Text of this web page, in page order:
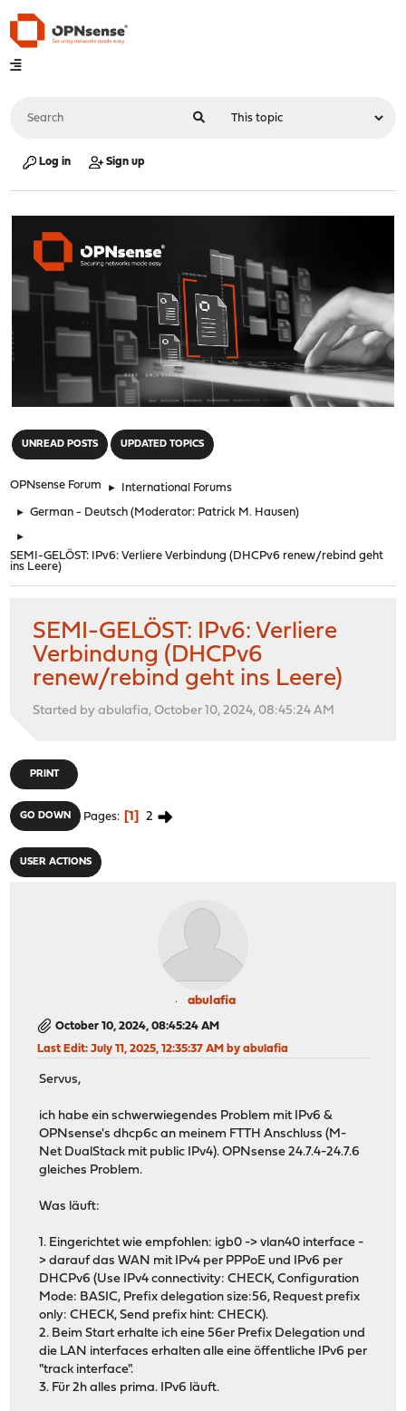
Log in Sign up
UNREAD POSTS UPDATED TOPICS
OPNsense Forum ► International Forums
► German - Deutsch (Moderator: Patrick M. Hausen)
►
SEMI-GELÖST: IPv6: Verliere Verbindung (DHCPv6 renew/rebind geht
ins Leere)
SEMI-GELÖST: IPv6: Verliere
Verbindung (DHCPv6
renew/rebind geht ins Leere)
Started by abulafia, October 10, 2024, 08:45:24 AM
PRINT
GO DOWN Pages 1 2
USER ACTIONS
abulafia
October 10, 2024, 08:45:24 AM
Last Edit: July 11, 2025, 12:35:37 AM by abulafia
Servus,
ich habe ein schwerwiegendes Problem mit IPv6 &
OPNsense's dhcp6c an meinem FTTH Anschluss (M-
Net DualStack mit public IPv4). OPNsense 24.7.4-24.7.6
gleiches Problem.
Was läuft:
1. Eingerichtet wie empfohlen: igb0 -> vlan40 interface -
> darauf das WAN mit IPv4 per PPPoE und IPv6 per
DHCPv6 (Use IPv4 connectivity: CHECK, Configuration
Mode: BASIC, Prefix delegation size:56, Request prefix
only: CHECK, Send prefix hint: CHECK).
2. Beim Start erhalte ich eine 56er Prefix Delegation und
die LAN interfaces erhalten alle eine öffentliche IPv6 per
"track interface".
3. Für 2h alles prima. IPv6 läuft.